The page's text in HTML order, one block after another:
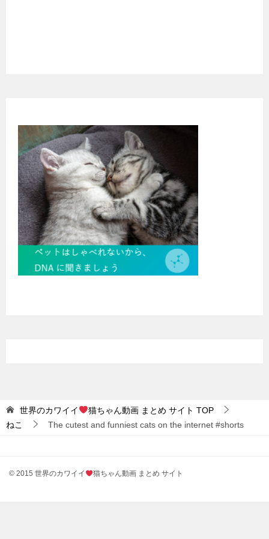
世界のカワイイ 猫ちゃん動画 まとめ サイト TOP
ねこ
The cutest and funniest cats on the internet #shorts
© 2015 世界のカワイイ 猫ちゃん動画 まとめ サイト